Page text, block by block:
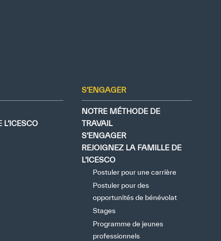
L’ICESCO
S’ENGAGER
NOTRE MÉTHODE DE
TRAVAIL
S’ENGAGER
REJOIGNEZ LA FAMILLE DE
L’ICESCO
Postuler pour une carrière
Postuler pour des
opportunités de bénévolat
Stages
Programme de jeunes
professionnels